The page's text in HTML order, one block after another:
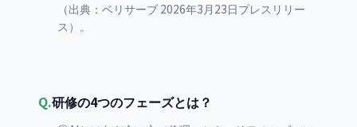
（出典：ベリサーブ 2026年3月23日プレスリリー
ス）。
Q.研修の4つのフェーズとは？